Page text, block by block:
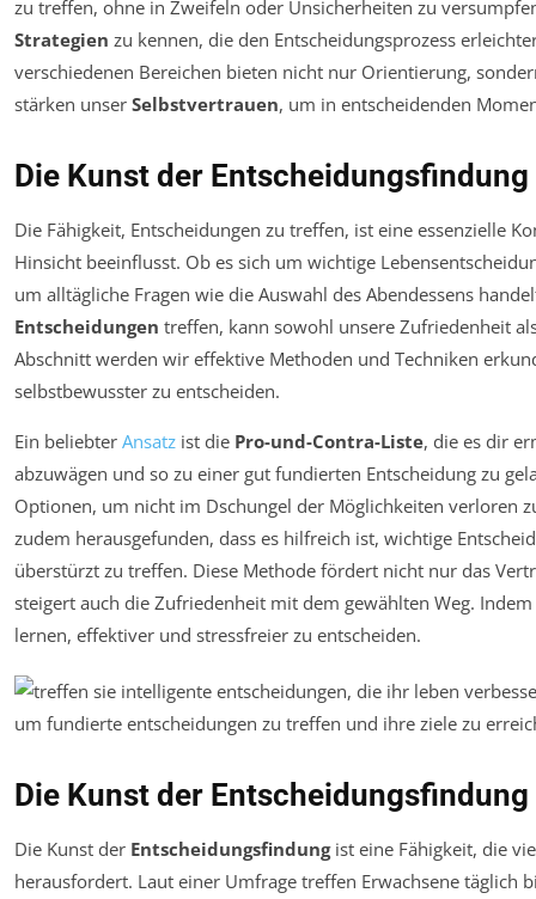
zu treffen, ohne in Zweifeln oder Unsicherheiten zu
Strategien zu kennen, die den Entscheidungsprozess
verschiedenen Bereichen bieten nicht nur Orientierung,
stärken unser Selbstvertrauen, um in entscheidenden
Die Kunst der Entscheidungsfindung
Die Fähigkeit, Entscheidungen zu treffen, ist eine essenzielle
Hinsicht beeinflusst. Ob es sich um wichtige
um alltägliche Fragen wie die Auswahl des Abendessens
Entscheidungen treffen, kann sowohl unsere Zufriedenheit
Abschnitt werden wir effektive Methoden und Techniken
selbstbewusster zu entscheiden.
Ein beliebter Ansatz ist die Pro-und-Contra-Liste, die es dir
abzuwägen und so zu einer gut fundierten Entscheidung zu
Optionen, um nicht im Dschungel der Möglichkeiten verloren
zudem herausgefunden, dass es hilfreich ist, wichtige
überstürzt zu treffen. Diese Methode fördert nicht nur das
steigert auch die Zufriedenheit mit dem gewählten Weg.
lernen, effektiver und stressfreier zu entscheiden.
Die Kunst der Entscheidungsfindung
Die Kunst der Entscheidungsfindungist eine Fähigkeit, die
herausfordert. Laut einer Umfrage treffen Erwachsene täglich